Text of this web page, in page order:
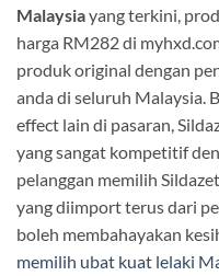
Malaysiayang terkini,
harga RM282 di
produk original dengan
anda di seluruh Malaysia.
effect lain di pasaran,
yang sangat kompetitif
pelanggan memilih
yang diimport terus dari
boleh membahayakan
memilih ubat kuat lelaki